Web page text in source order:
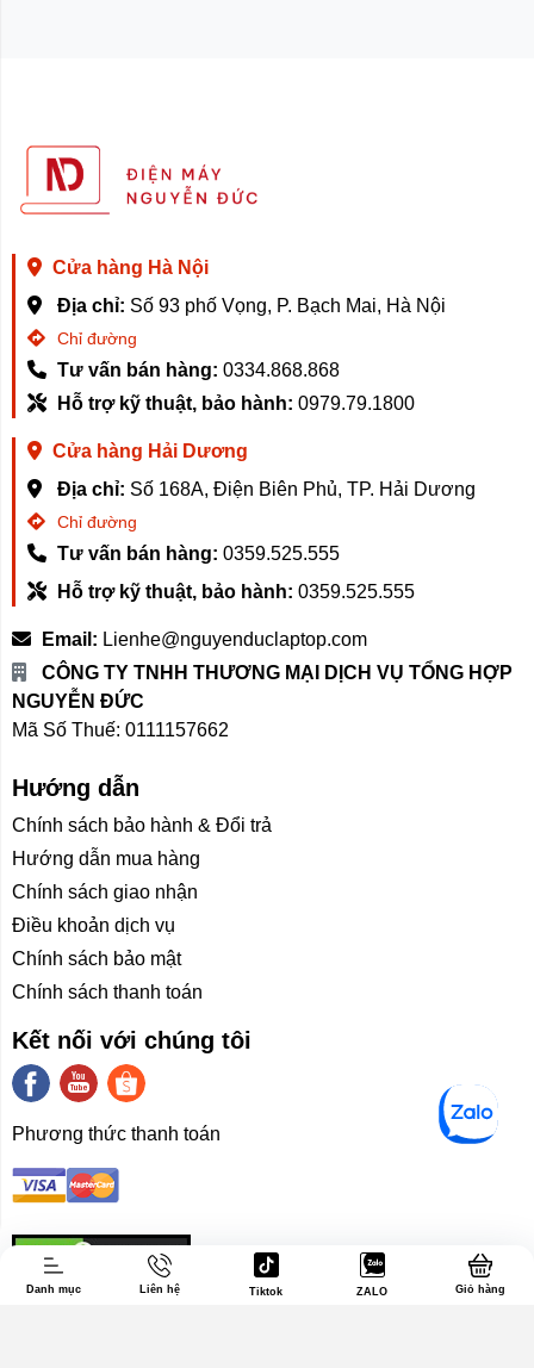
Liên hệ Giới thiệu
Cửa hàng Hà Nội
Địa chỉ: Số 93 phố Vọng, P. Bạch Mai, Hà Nội
Chỉ đường
Tư vấn bán hàng: 0334.868.868
Hỗ trợ kỹ thuật, bảo hành: 0979.79.1800
Cửa hàng Hải Dương
Địa chỉ: Số 168A, Điện Biên Phủ, TP. Hải Dương
Chỉ đường
Tư vấn bán hàng: 0359.525.555
Hỗ trợ kỹ thuật, bảo hành: 0359.525.555
Email: Lienhe@nguyenduclaptop.com
CÔNG TY TNHH THƯƠNG MẠI DỊCH VỤ TỔNG HỢP
NGUYỄN ĐỨC
Mã Số Thuế: 0111157662
Hướng dẫn
Chính sách bảo hành & Đổi trả
Hướng dẫn mua hàng
Chính sách giao nhận
Điều khoản dịch vụ
Chính sách bảo mật
Chính sách thanh toán
Kết nối với chúng tôi
Phương thức thanh toán
Danh mục Liên hệ Tiktok ZALO Giỏ hàng